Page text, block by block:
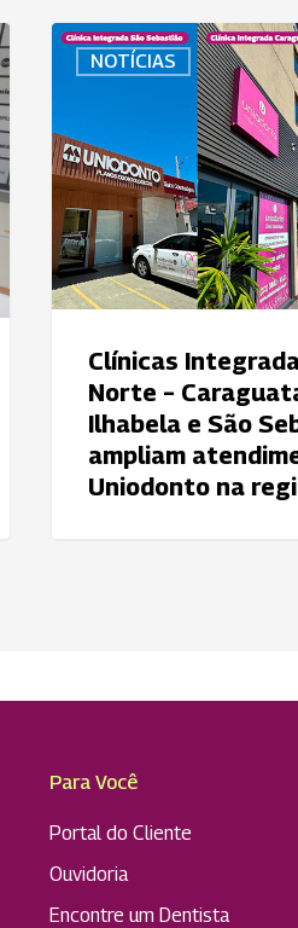
NOTÍCIAS
Clínicas
Integradas
Litoral
Norte
Caraguatatuba,
Ilhabela
e
Sebastião
ampliam
atendimento
Uniodonto
Clínicas
Norte –
Ilhabela e São
ampliam
Uniodonto na
Para Você
Portal do Cliente
Ouvidoria
Encontre um Dentista